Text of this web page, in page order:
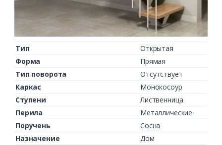
Тип
Открытая
Форма
Прямая
Тип поворота
Отсутствует
Каркас
Монокосоур
Ступени
Лиственница
Перила
Металлические
Поручень
Сосна
Назначение
Дом